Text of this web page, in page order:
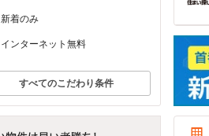
新着のみ
インターネット無料
すべてのこだわり条件